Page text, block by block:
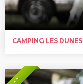
CAMPING LES DUNES
* *